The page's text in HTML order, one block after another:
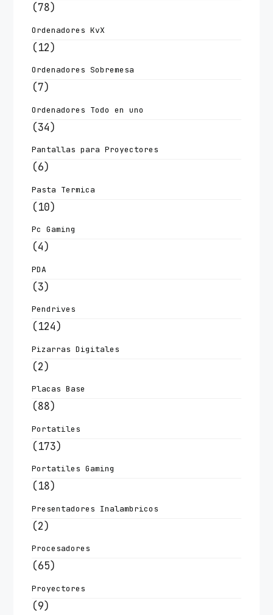
(78)
Ordenadores KvX
(12)
Ordenadores Sobremesa
(7)
Ordenadores Todo en uno
(34)
Pantallas para Proyectores
(6)
Pasta Termica
(10)
Pc Gaming
(4)
PDA
(3)
Pendrives
(124)
Pizarras Digitales
(2)
Placas Base
(88)
Portatiles
(173)
Portatiles Gaming
(18)
Presentadores Inalambricos
(2)
Procesadores
(65)
Proyectores
(9)